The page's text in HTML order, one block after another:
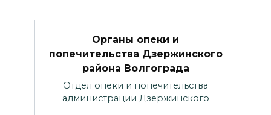
Органы опеки и
попечительства Дзержинского
района Волгограда
Отдел опеки и попечительства
администрации Дзержинского